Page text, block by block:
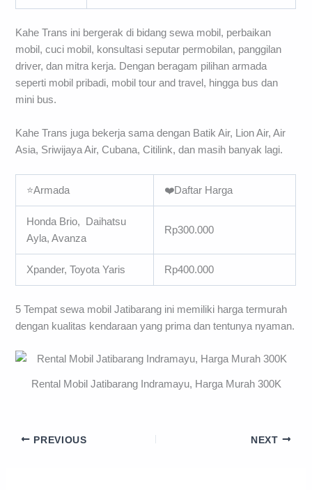
Kahe Trans ini bergerak di bidang sewa mobil, perbaikan
mobil, cuci mobil, konsultasi seputar permobilan, panggilan
driver, dan mitra kerja. Dengan beragam pilihan armada
seperti mobil pribadi, mobil tour and travel, hingga bus dan
mini bus.
Kahe Trans juga bekerja sama dengan Batik Air, Lion Air, Air
Asia, Sriwijaya Air, Cubana, Citilink, dan masih banyak lagi.
⭐Armada ❤️Daftar Harga
Honda Brio, Daihatsu
Ayla, Avanza
Rp300.000
Xpander, Toyota Yaris Rp400.000
5 Tempat sewa mobil Jatibarang ini memiliki harga termurah
dengan kualitas kendaraan yang prima dan tentunya nyaman.
Rental Mobil Jatibarang Indramayu, Harga Murah 300K
PREVIOUS NEXT